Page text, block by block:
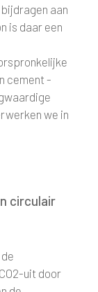
aan
is daar een
cement -
we in
circulair
uit door